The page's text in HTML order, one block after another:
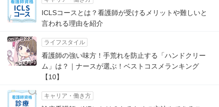
ICLSコースとは？看護師が受けるメリットや難しいと
言われる理由を紹介
ライフスタイル
看護師の強い味方！手荒れを防止する「ハンドクリー
ム」は？｜ナースが選ぶ！ベストコスメランキング
【10】
キャリア・働き方